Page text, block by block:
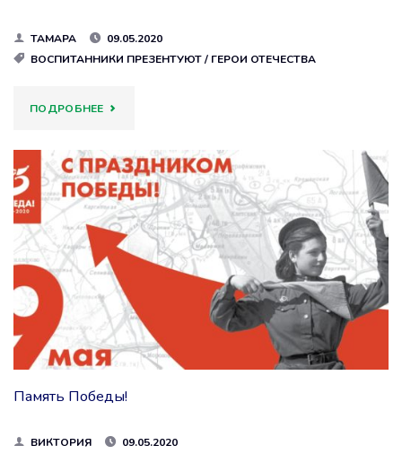
ТАМАРА
09.05.2020
ВОСПИТАННИКИ ПРЕЗЕНТУЮТ/ ГЕРОИ ОТЕЧЕСТВА
ПОДРОБНЕЕ"ПАМЯТЬ
Память Победы!
ВИКТОРИЯ
09.05.2020